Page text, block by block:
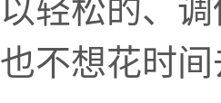
以轻松的、
也不想花时